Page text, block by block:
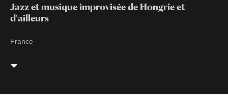
Jazz et musique improvisée de Hongrie et
d'ailleurs
France